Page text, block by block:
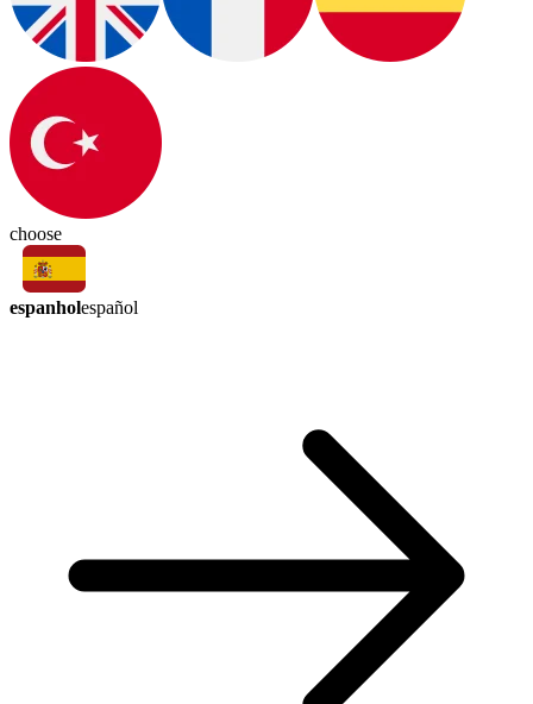
choose
espanholespañol